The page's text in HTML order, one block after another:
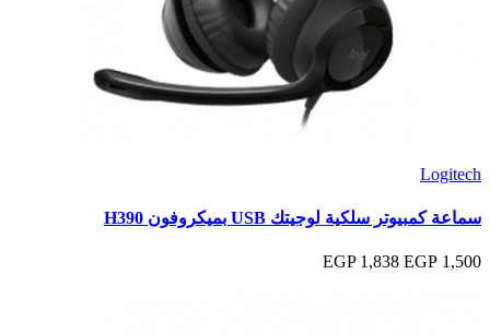
Logitech
سماعة كمبيوتر سلكية لوجيتك USB بميكروفون H390
1,500 EGP
1,838 EGP